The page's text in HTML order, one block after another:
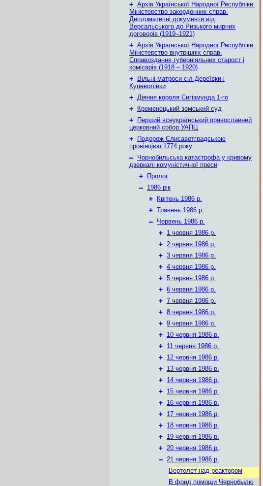
+ Архів Української Народної Республіки.
Міністерство закордонних справ.
Дипломатичні документи від
Версальського до Ризького мирних
договорів (1919–1921)
+ Архів Української Народної Республіки.
Міністерство внутрішніх справ.
Справоздання губерніяльних старост і
комісарів (1918 – 1920)
+
Вільні матроси сіл Дереївки і
Куцеволівки
+ Діяння короля Сигізмунда 1-го
+
Кременецький земський суд
+
Перший всеукраїнський православний
церковний собор УАПЦ
+
Подорож Єлисаветградською
провінцією 1774 року
– Чорнобильська катастрофа у кривому
дзеркалі комуністичної преси
+
Пролог
– 1986 рік
+
Квітень 1986 р.
+ Травень 1986 р.
– Червень 1986 р.
+ 1 червня 1986 р.
+ 2 червня 1986 р.
+ 3 червня 1986 р.
+ 4 червня 1986 р.
+ 5 червня 1986 р.
+ 6 червня 1986 р.
+ 7 червня 1986 р.
+ 8 червня 1986 р.
+ 9 червня 1986 р.
+ 10 червня 1986 р.
+ 11 червня 1986 р.
+ 12 червня 1986 р.
+ 13 червня 1986 р.
+ 14 червня 1986 р.
+ 15 червня 1986 р.
+ 16 червня 1986 р.
+ 17 червня 1986 р.
+ 18 червня 1986 р.
+ 19 червня 1986 р.
+ 20 червня 1986 р.
– 21 червня 1986 р.
Вертолет над реактором
В фонд помощи Чернобылю